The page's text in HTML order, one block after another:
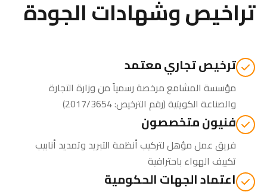
تراخيص وشهادات الجودة
ترخيص تجاري معتمد
مؤسسة المشامع مرخصة رسمياً منوزارة التجارة
والصناعة الكويتية(رقم الترخيص: 2017/3654)
فنيون متخصصون
فريق عمل مؤهل لتركيب أنظمة التبريد وتمديد أنابيب
تكييف الهواء باحترافية
اعتماد الجهات الحكومية